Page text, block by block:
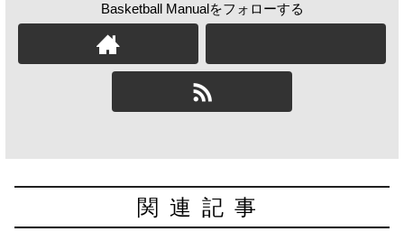
Basketball Manualをフォローする
関連記事